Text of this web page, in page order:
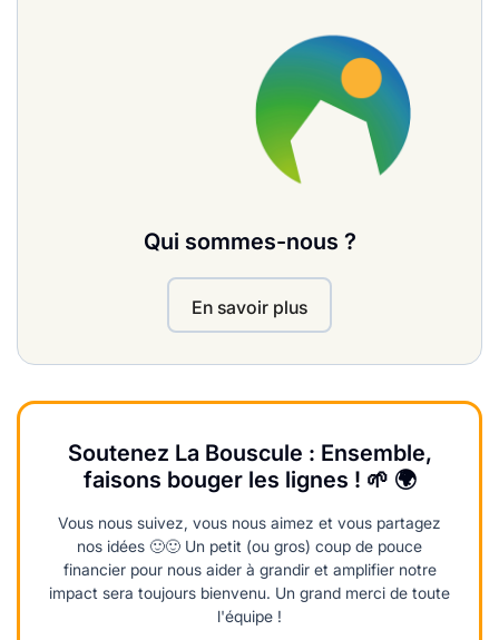
Qui sommes-nous ?
En savoir plus
Soutenez La Bouscule : Ensemble,
faisons bouger les lignes ! 🌱 🌍
Vous nous suivez, vous nous aimez et vous partagez
nos idées 🙂🙂 Un petit (ou gros) coup de pouce
financier pour nous aider à grandir et amplifier notre
impact sera toujours bienvenu. Un grand merci de toute
l'équipe !